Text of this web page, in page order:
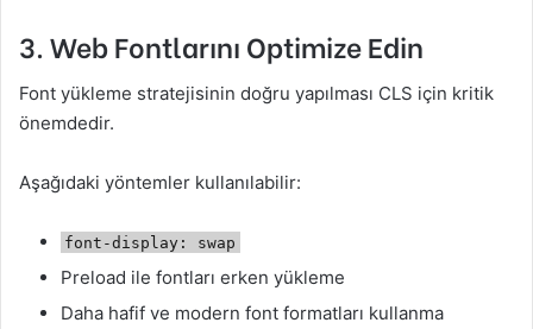
3. Web Fontlarını Optimize Edin
Font yükleme stratejisinin doğru yapılması CLS için kritik
önemdedir.
Aşağıdaki yöntemler kullanılabilir:
font-display: swap
Preload ile fontları erken yükleme
Daha hafif ve modern font formatları kullanma